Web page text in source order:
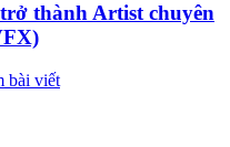
thành Artist chuyên
bài viết